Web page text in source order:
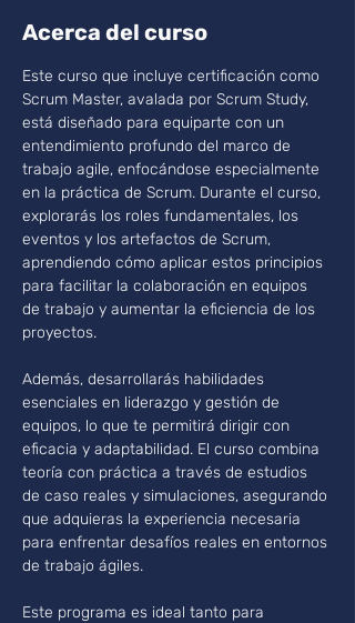
Acerca del curso
Este curso que incluye certificación como
Scrum Master, avalada por Scrum Study,
está diseñado para equiparte con un
entendimiento profundo del marco de
trabajo agile, enfocándose especialmente
en la práctica de Scrum. Durante el curso,
explorarás los roles fundamentales, los
eventos y los artefactos de Scrum,
aprendiendo cómo aplicar estos principios
para facilitar la colaboración en equipos
de trabajo y aumentar la eficiencia de los
proyectos.
Además, desarrollarás habilidades
esenciales en liderazgo y gestión de
equipos, lo que te permitirá dirigir con
eficacia y adaptabilidad. El curso combina
teoría con práctica a través de estudios
de caso reales y simulaciones, asegurando
que adquieras la experiencia necesaria
para enfrentar desafíos reales en entornos
de trabajo ágiles.
Este programa es ideal tanto para